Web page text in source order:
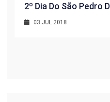
2º Dia Do São Pedro
03 JUL 2018